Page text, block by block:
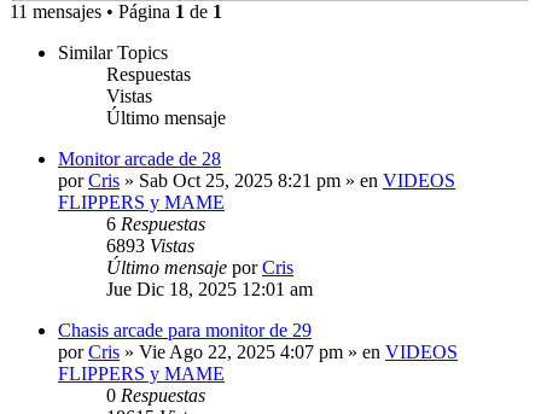
11 mensajes • Página 1 de 1
Similar Topics
Respuestas
Vistas
Último mensaje
Monitor arcade de 28
porCris » Sab Oct 25, 2025 8:21 pm » en VIDEOS
FLIPPERS y MAME
6 Respuestas
6893 Vistas
Último mensaje porCris
Jue Dic 18, 2025 12:01 am
Chasis arcade para monitor de 29
porCris » Vie Ago 22, 2025 4:07 pm » en VIDEOS
FLIPPERS y MAME
0 Respuestas